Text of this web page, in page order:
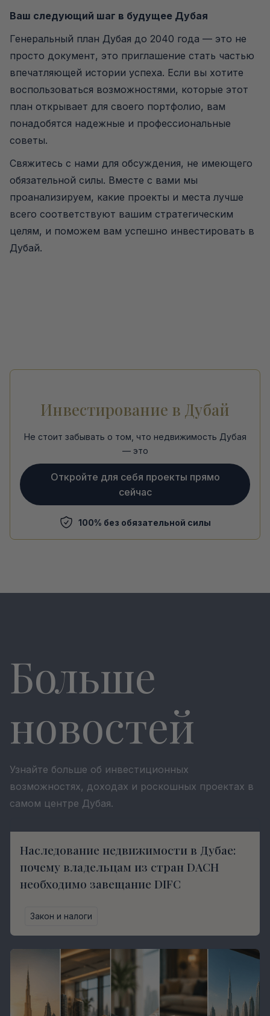
Ваш следующий шаг в будущее Дубая
Генеральный план Дубая до 2040 года — это не
просто документ, это приглашение стать частью
впечатляющей истории успеха. Если вы хотите
воспользоваться возможностями, которые этот
план открывает для своего портфолио, вам
понадобятся надежные и профессиональные
советы.
Свяжитесь с нами для обсуждения, не имеющего
обязательной силы. Вместе с вами мы
проанализируем, какие проекты и места лучше
всего соответствуют вашим стратегическим
целям, и поможем вам успешно инвестировать в
Дубай.
Инвестирование в Дубай
Не стоит забывать о том, что недвижимость Дубая
— это
Откройте для себя проекты прямо
сейчас
100% без обязательной силы
Больше
новостей
Узнайте больше об инвестиционных
возможностях, доходах и роскошных проектах в
самом центре Дубая.
Наследование недвижимости в Дубае:
почему владельцам из стран DACH
необходимо завещание DIFC
Закон и налоги